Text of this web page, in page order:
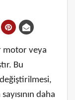
motor veya
Bu
daha